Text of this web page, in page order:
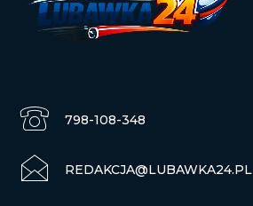
798-108-348
REDAKCJA@LUBAWKA24.PL